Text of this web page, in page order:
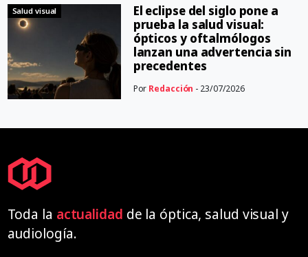
Salud visual
El eclipse del siglo pone a
prueba la salud visual:
ópticos y oftalmólogos
lanzan una advertencia sin
precedentes
Por Redacción - 23/07/2026
Toda la actualidad de la óptica, salud visual y
audiología.